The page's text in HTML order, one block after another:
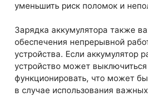
уменьшить риск поломок и
Зарядка аккумулятора также
обеспечения непрерывной
устройства. Если аккумулятор
устройство может выключиться
функционировать, что может
в случае использования